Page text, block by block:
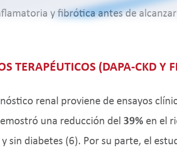
y fibrótica antes de
TERAPÉUTICOS (DAPA-CKD Y
renal proviene de ensayos
una reducción del 39% en el
sin diabetes (6). Por su parte, el